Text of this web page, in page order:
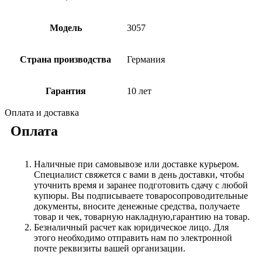
Модель 3057
Страна производства Германия
Гарантия 10 лет
Оплата и доставка
Оплата
Наличные при самовывозе или доставке курьером.
Специалист свяжется с вами в день доставки, чтобы
уточнить время и заранее подготовить сдачу с любой
купюры. Вы подписываете товаросопроводительные
документы, вносите денежные средства, получаете
товар и чек, товарную накладную,гарантию на товар.
Безналичный расчет как юридическое лицо. Для
этого необходимо отправить нам по электронной
почте реквизиты вашей организации.